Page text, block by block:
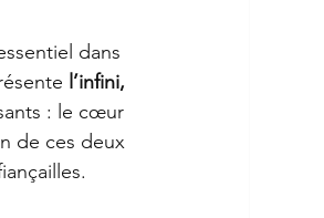
dans
l’infini,
: le cœur
de ces deux